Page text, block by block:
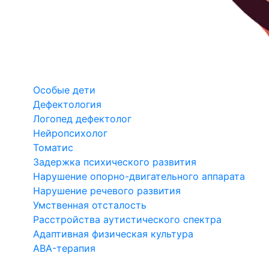
Особые дети
Дефектология
Логопед дефектолог
Нейропсихолог
Томатис
Задержка психического развития
Нарушение опорно-двигательного аппарата
Нарушение речевого развития
Умственная отсталость
Расстройства аутистического спектра
Адаптивная физическая культура
ABA-терапия